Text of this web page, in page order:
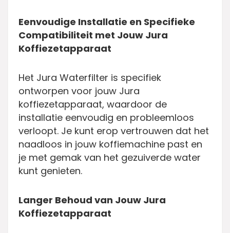
Eenvoudige Installatie en Specifieke
Compatibiliteit met Jouw Jura
Koffiezetapparaat
Het Jura Waterfilter is specifiek
ontworpen voor jouw Jura
koffiezetapparaat, waardoor de
installatie eenvoudig en probleemloos
verloopt. Je kunt erop vertrouwen dat het
naadloos in jouw koffiemachine past en
je met gemak van het gezuiverde water
kunt genieten.
Langer Behoud van Jouw Jura
Koffiezetapparaat